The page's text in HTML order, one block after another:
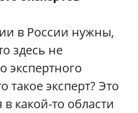
в России нужны,
здесь не
экспертного
такое эксперт? Это
какой-то области